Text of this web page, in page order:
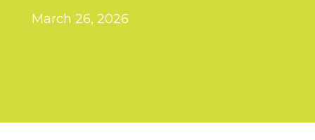
March 26, 2026